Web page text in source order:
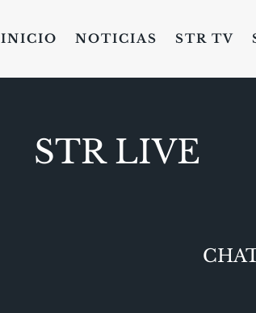
INICIO NOTICIAS STR TV
STR LIVE